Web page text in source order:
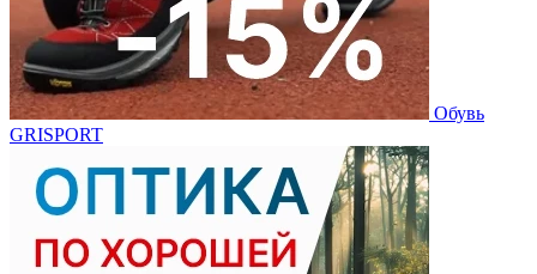
Обувь
GRISPORT